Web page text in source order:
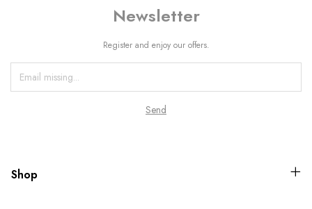
Newsletter
Register and enjoy our offers.
Shop